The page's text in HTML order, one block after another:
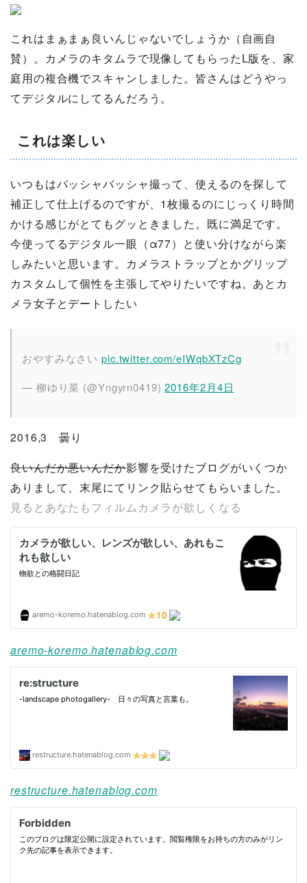
これはまぁまぁ良いんじゃないでしょうか（自画自
賛）。カメラのキタムラで現像してもらったL版を、家
庭用の複合機でスキャンしました。皆さんはどうやっ
てデジタルにしてるんだろう。
これは楽しい
いつもはバッシャバッシャ撮って、使えるのを探して
補正して仕上げるのですが、1枚撮るのにじっくり時間
かける感じがとてもグッときました。既に満足です。
今使ってるデジタル一眼（α77）と使い分けながら楽
しみたいと思います。カメラストラップとかグリップ
カスタムして個性を主張してやりたいですね。あとカ
メラ女子とデートしたい
おやすみなさいpic.twitter.com/eIWqbXTzCg
— 柳ゆり菜 (@Yngyrn0419)2016年2月4日
2016,3 曇り
良いんだか悪いんだか影響を受けたブログがいくつか
ありまして、末尾にてリンク貼らせてもらいました。
見るとあなたもフィルムカメラが欲しくなる
aremo-koremo.hatenablog.com
restructure.hatenablog.com